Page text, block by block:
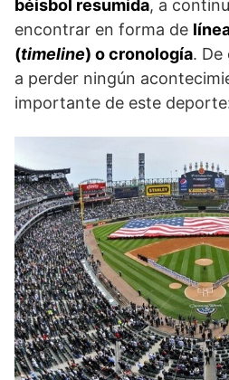
béisbol resumida, a
encontrar en forma de
(timeline) o cronología. De
a perder ningún
importante de este